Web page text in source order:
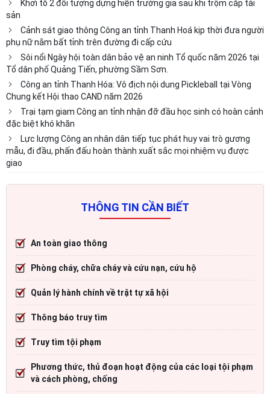
Khởi tố 2 đối tượng dựng hiện trường giả sau khi trộm cắp tài
sản
Cảnh sát giao thông Công an tỉnh Thanh Hoá kịp thời đưa người
phụ nữ nằm bất tỉnh trên đường đi cấp cứu
Sôi nổi Ngày hội toàn dân bảo vệ an ninh Tổ quốc năm 2026 tại
Tổ dân phố Quảng Tiến, phường Sầm Sơn.
Công an tỉnh Thanh Hóa: Vô địch nội dung Pickleball tại Vòng
Chung kết Hội thao CAND năm 2026
Trại tạm giam Công an tỉnh nhận đỡ đầu học sinh có hoàn cảnh
đặc biệt khó khăn
Lực lượng Công an nhân dân tiếp tục phát huy vai trò gương
mẫu, đi đầu, phấn đấu hoàn thành xuất sắc mọi nhiệm vụ được
giao
THÔNG TIN CẦN BIẾT
An toàn giao thông
Phòng cháy, chữa cháy và cứu nạn, cứu hộ
Quản lý hành chính về trật tự xã hội
Thông báo truy tìm
Truy tìm tội phạm
Phương thức, thủ đoạn hoạt động của các loại tội phạm
và cách phòng, chống